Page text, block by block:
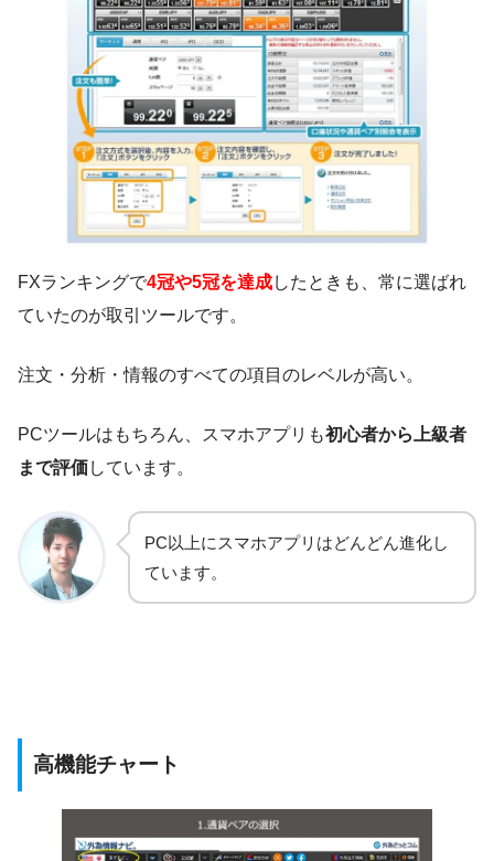
FXランキングで4冠や5冠を達成したときも、常に選ばれ
ていたのが取引ツールです。
注文・分析・情報のすべての項目のレベルが高い。
PCツールはもちろん、スマホアプリも初心者から上級者
まで評価しています。
PC以上にスマホアプリはどんどん進化し
ています。
高機能チャート